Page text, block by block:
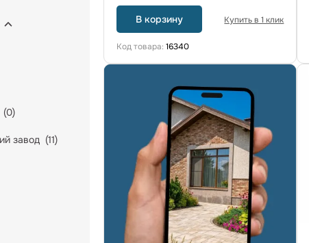
(0)
завод(11)
В корзину Купить в 1 клик
Код товара:16340